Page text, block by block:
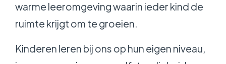
warme leeromgeving waarin ieder kind de
ruimte krijgt om te groeien.
Kinderen leren bij ons op hun eigen niveau,